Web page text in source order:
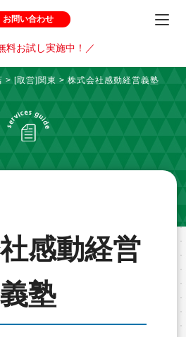
お問い合わせ
料お試し実施中！／
> [取営]関東 > 株式会社感動経営義塾
感動経営
義塾